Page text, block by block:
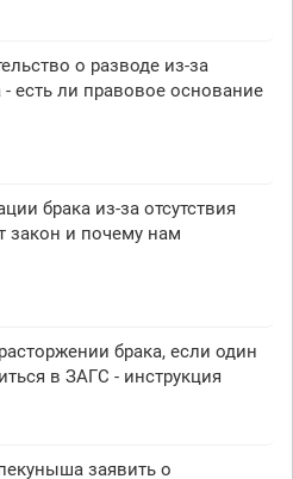
о разводе из-за
- есть ли правовое основание
брака из-за отсутствия
закон и почему нам
брака, если один
в ЗАГС - инструкция
заявить о